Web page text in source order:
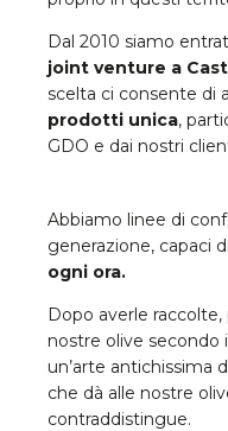
Dal 2010 siamo
joint venture a
scelta ci consente di
prodotti unica,
GDO e dai nostri
Abbiamo linee di
generazione, capaci
ogni ora.
Dopo averle
nostre olive secondo
un’arte antichissima
che dà alle nostre
contraddistingue.